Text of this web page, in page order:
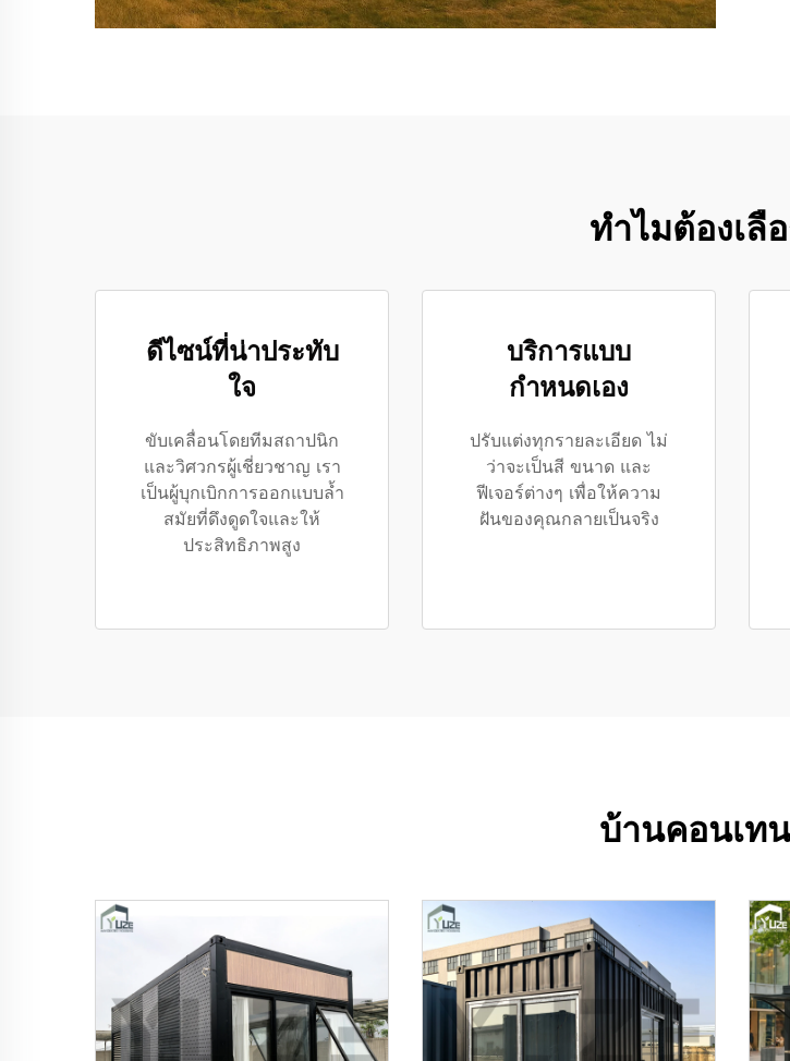
ทำไมต้องเลือ
ดีไซน์ที่น่าประทับ
ใจ
ขับเคลื่อนโดยทีมสถาปนิก
และวิศวกรผู้เชี่ยวชาญ เรา
เป็นผู้บุกเบิกการออกแบบล้ำ
สมัยที่ดึงดูดใจและให้
ประสิทธิภาพสูง
บริการแบบ
กำหนดเอง
ปรับแต่งทุกรายละเอียด ไม่
ว่าจะเป็นสี ขนาด และ
ฟีเจอร์ต่างๆ เพื่อให้ความ
ฝันของคุณกลายเป็นจริง
บ้านคอนเท